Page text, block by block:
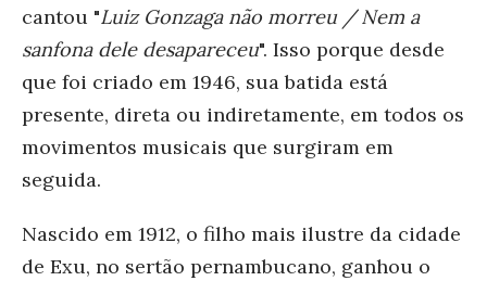
cantou "Luiz Gonzaga não morreu / Nem a
sanfona dele desapareceu". Isso porque desde
que foi criado em 1946, sua batida está
presente, direta ou indiretamente, em todos os
movimentos musicais que surgiram em
seguida.
Nascido em 1912, o filho mais ilustre da cidade
de Exu, no sertão pernambucano, ganhou o